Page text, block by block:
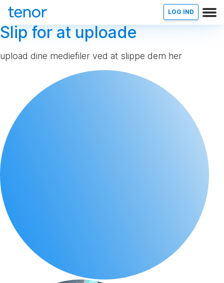
LOG IND
Slip for at uploade
upload dine mediefiler ved at slippe dem her